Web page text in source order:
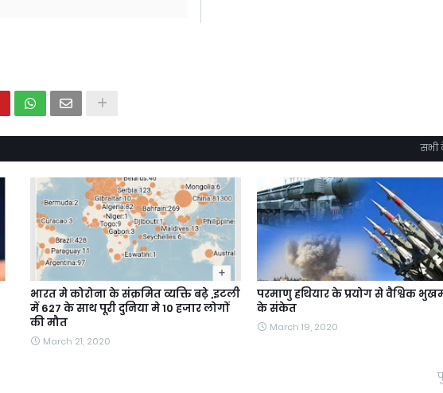
सभी
भारत मे कोरोना के संक्रमित व्यक्ति बढ़े ,इटली
में 627 के साथ पूरी दुनिया मे 10 हजार लोगों
की मौत
March 21, 2020
परमाणु हथियार के प्रयोग से वैश्विक
के संकेत
March 19, 2020